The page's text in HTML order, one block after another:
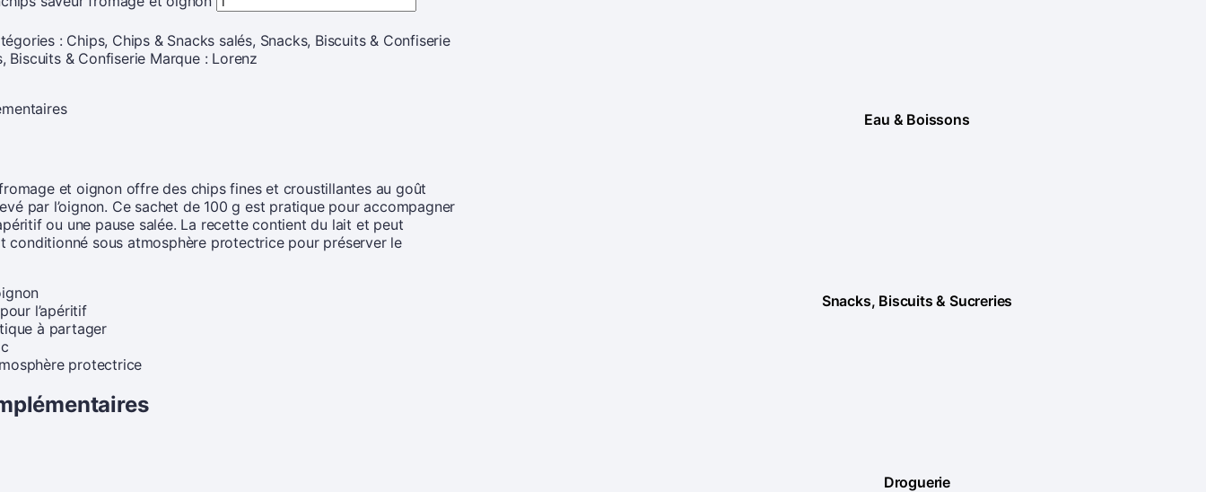
: Chips, Chips & Snacks salés, Snacks, Biscuits & Confiserie
Biscuits & Confiserie Marque : Lorenz
et oignon offre des chips fines et croustillantes au goût
par l’oignon. Ce sachet de 100 g est pratique pour accompagner
ou une pause salée. La recette contient du lait et peut
conditionné sous atmosphère protectrice pour préserver le
l’apéritif
à partager
protectrice
Eau & Boissons
Snacks, Biscuits & Sucreries
Droguerie